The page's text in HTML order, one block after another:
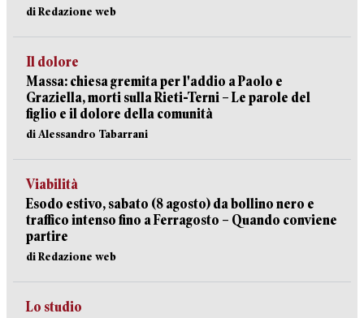
di Redazione web
Il dolore
Massa: chiesa gremita per l'addio a Paolo e
Graziella, morti sulla Rieti-Terni – Le parole del
figlio e il dolore della comunità
di Alessandro Tabarrani
Viabilità
Esodo estivo, sabato (8 agosto) da bollino nero e
traffico intenso fino a Ferragosto – Quando conviene
partire
di Redazione web
Lo studio